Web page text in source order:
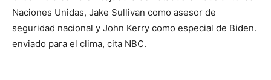
Naciones Unidas, Jake Sullivan como asesor de
seguridad nacional y John Kerry como especial de Biden.
enviado para el clima, cita NBC.